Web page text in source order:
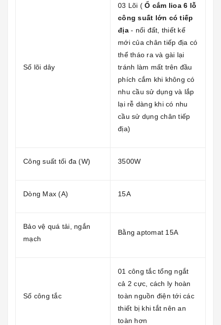
Số lõi dây
03 Lõi (Ổ cắm lioa 6 lỗ
công suất lớn có tiếp
địa- nối đất, thiết kế
mới của chân tiếp địa có
thể tháo ra và gài lại
tránh làm mất trên đầu
phích cắm khi không có
nhu cầu sử dụng và lắp
lại rễ dàng khi có nhu
cầu sử dụng chân tiếp
địa)
Công suất tối đa (W) 3500W
Dòng Max (A) 15A
Bảo vệ quá tải, ngắn
mạch
Bằng aptomat 15A
Số công tắc
01 công tắc tổng ngắt
cả 2 cực, cách ly hoàn
toàn nguồn điện tới các
thiết bị khi tắt nên an
toàn hơn